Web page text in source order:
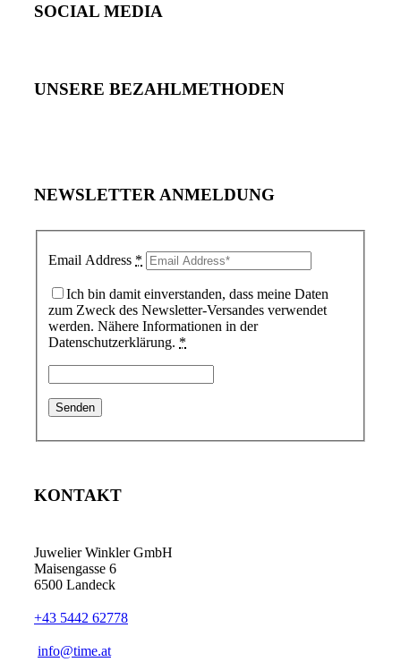
SOCIAL MEDIA
UNSERE BEZAHLMETHODEN
NEWSLETTER ANMELDUNG
Email Address *
Ich bin damit einverstanden, dass meine Daten
zum Zweck des Newsletter-Versandes verwendet
werden. Nähere Informationen in der
Datenschutzerklärung. *
KONTAKT
Juwelier Winkler GmbH
Maisengasse 6
6500 Landeck
+43 5442 62778
info@time.at